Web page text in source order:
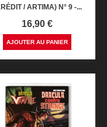
/ ARTIMA) N° 9 -...
Prix
16,90 €
AJOUTER AU PANIER